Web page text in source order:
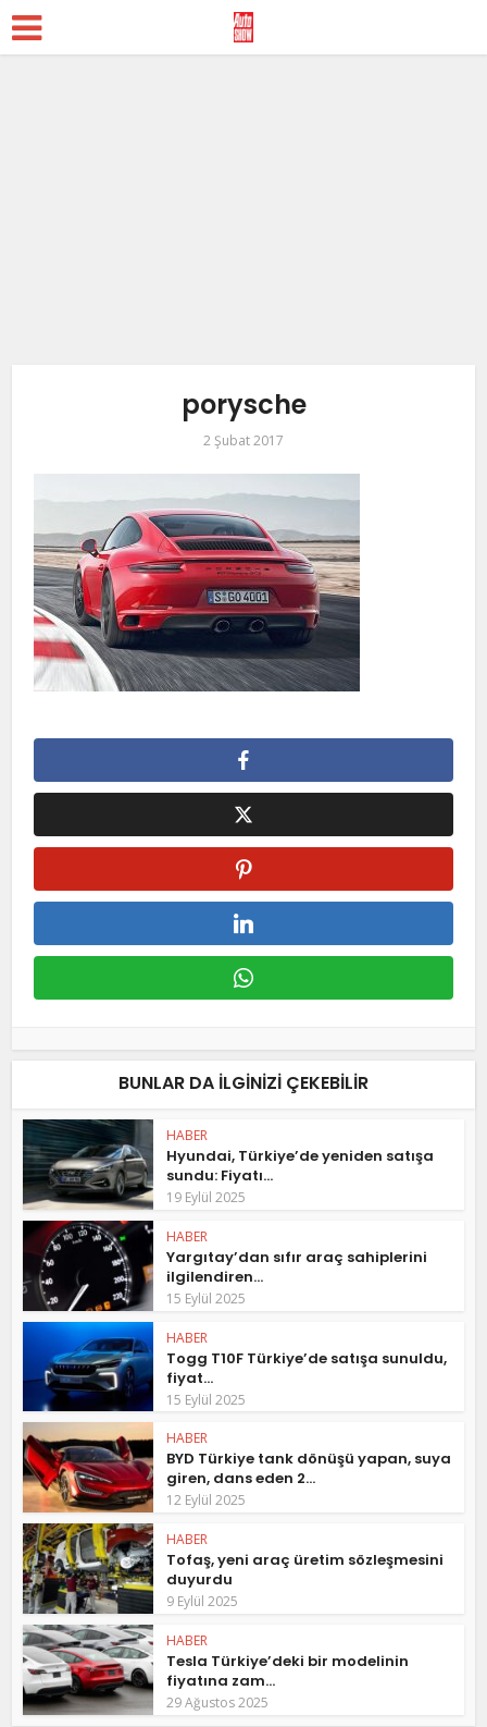
porysche
2 Şubat 2017
BUNLAR DA ILGINIZI ÇEKEBILIR
HABER
Hyundai, Türkiye’de yeniden satışa
sundu: Fiyatı...
19 Eylül 2025
HABER
Yargıtay’dan sıfır araç sahiplerini
ilgilendiren...
15 Eylül 2025
HABER
Togg T10F Türkiye’de satışa sunuldu,
fiyat...
15 Eylül 2025
HABER
BYD Türkiye tank dönüşü yapan, suya
giren, dans eden 2...
12 Eylül 2025
HABER
Tofaş, yeni araç üretim sözleşmesini
duyurdu
9 Eylül 2025
HABER
Tesla Türkiye’deki bir modelinin
fiyatına zam...
29 Ağustos 2025